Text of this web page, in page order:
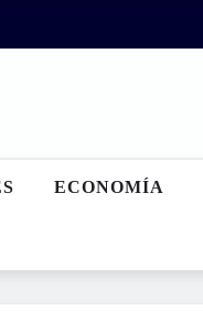
ECONOMÍA